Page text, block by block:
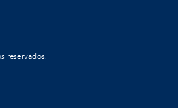
reservados.